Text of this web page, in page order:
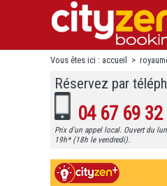
Vous êtes ici : accueil >
Réservez par
04 67 69
Prix d'un appel local. Ouvert du
19h* (18h le vendredi).